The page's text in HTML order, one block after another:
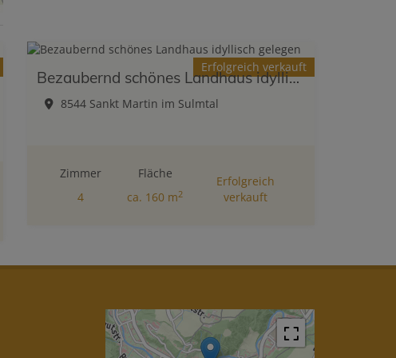
Erfolgreich verkauft
Bezaubernd schönes Landhaus idyllisch gelegen
8544 Sankt Martin im Sulmtal
Zimmer
4
Fläche
ca. 160 m2
Erfolgreich
verkauft